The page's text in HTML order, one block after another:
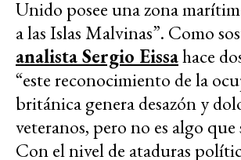
Unido posee una zona
a las Islas Malvinas”. Como
analista Sergio Eissahace
“este reconocimiento de la
británica genera desazón y
veteranos, pero no es algo que
Con el nivel de ataduras